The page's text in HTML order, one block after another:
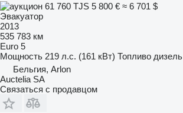
61 760 TJS 5 800 € ≈ 6 701 $
Эвакуатор
2013
535 783 км
Euro 5
Мощность 219 л.с. (161 кВт) Топливо дизель
Бельгия, Arlon
Auctelia SA
Связаться с продавцом